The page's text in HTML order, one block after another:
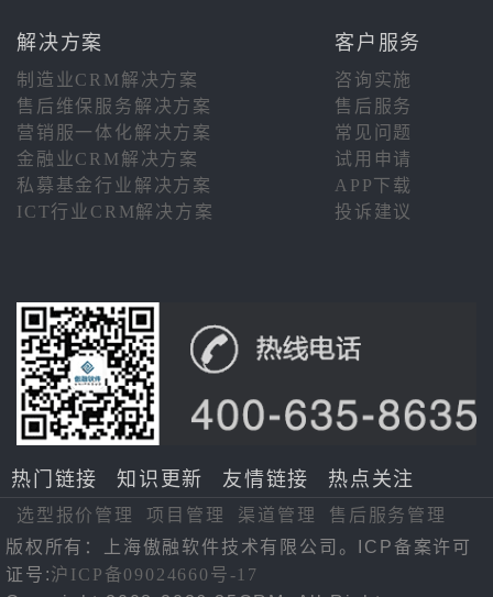
解决方案 客户服务
制造业CRM解决方案
咨询实施
售后维保服务解决方案
售后服务
营销服一体化解决方案
常见问题
金融业CRM解决方案
试用申请
私募基金行业解决方案
APP下载
ICT行业CRM解决方案
投诉建议
热门链接 知识更新 友情链接 热点关注
选型报价管理 项目管理 渠道管理
售后服务管理
版权所有：上海傲融软件技术有限公司。ICP备案许可
证号:沪ICP备09024660号-17